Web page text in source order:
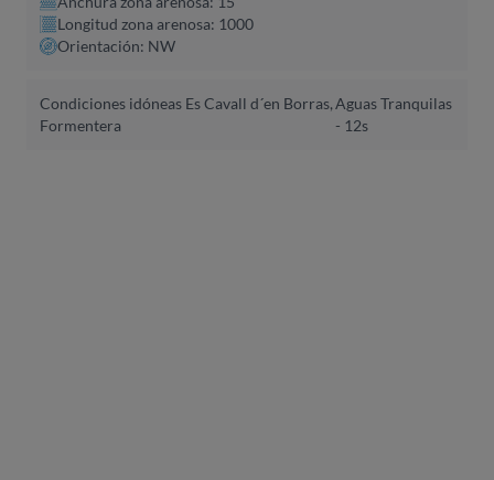
Longitud zona arenosa: 1000
Orientación: NW
Condiciones idóneas Es Cavall d´en Borras,
Formentera
Aguas Tranquilas
- 12s